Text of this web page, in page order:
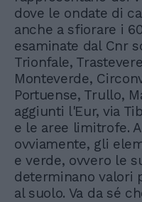
dove le ondate di
anche a sfiorare i
esaminate dal Cnr
Trionfale,
Monteverde,
Portuense, Trullo,
aggiunti l'Eur, via
e le aree limitrofe.
ovviamente, gli
e verde, ovvero le
determinano valori
al suolo. Va da sé